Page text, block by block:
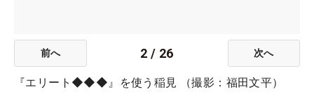
前へ 2 / 26 次へ
『エリート◆◆◆』を使う稲見 （撮影：福田文平）